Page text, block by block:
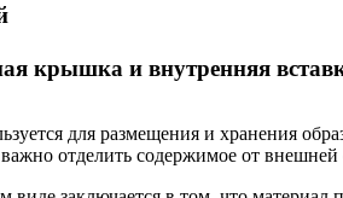
крышка и внутренняя
для размещения и хранения
отделить содержимое от внешней